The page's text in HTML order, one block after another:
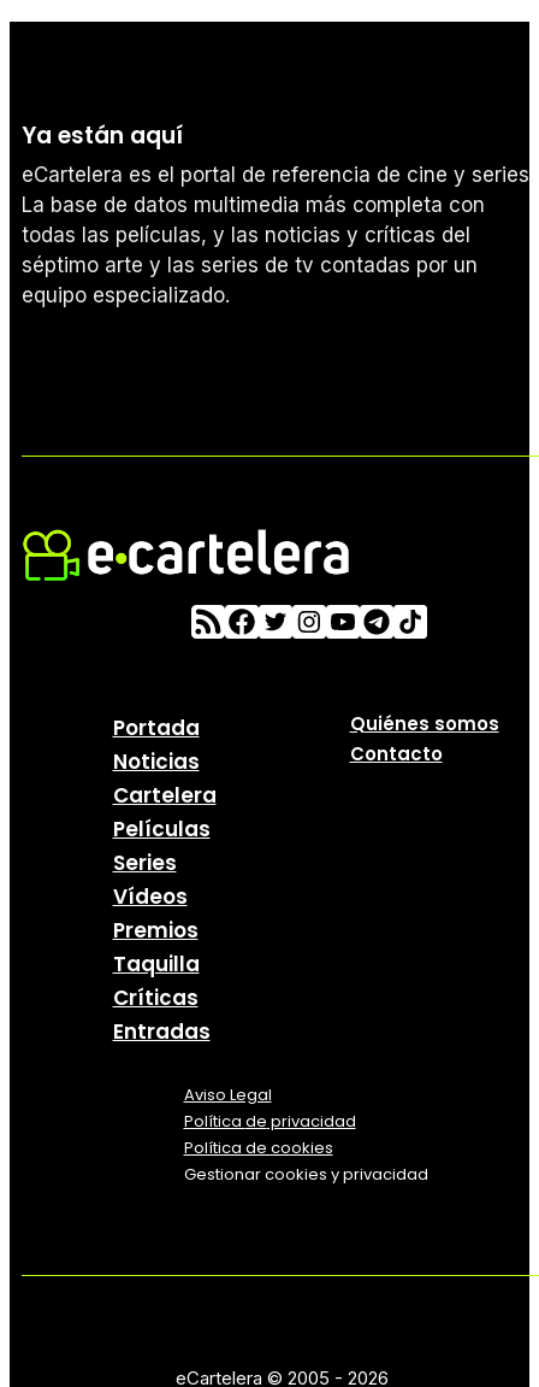
Ya están aquí
eCartelera es el portal de referencia de cine y series.
La base de datos multimedia más completa con
todas las películas, y las noticias y críticas del
séptimo arte y las series de tv contadas por un
equipo especializado.
Portada
Noticias
Cartelera
Películas
Series
Vídeos
Premios
Taquilla
Críticas
Entradas
Quiénes somos
Contacto
Aviso Legal
Política de privacidad
Política de cookies
Gestionar cookies y privacidad
eCartelera © 2005 - 2026